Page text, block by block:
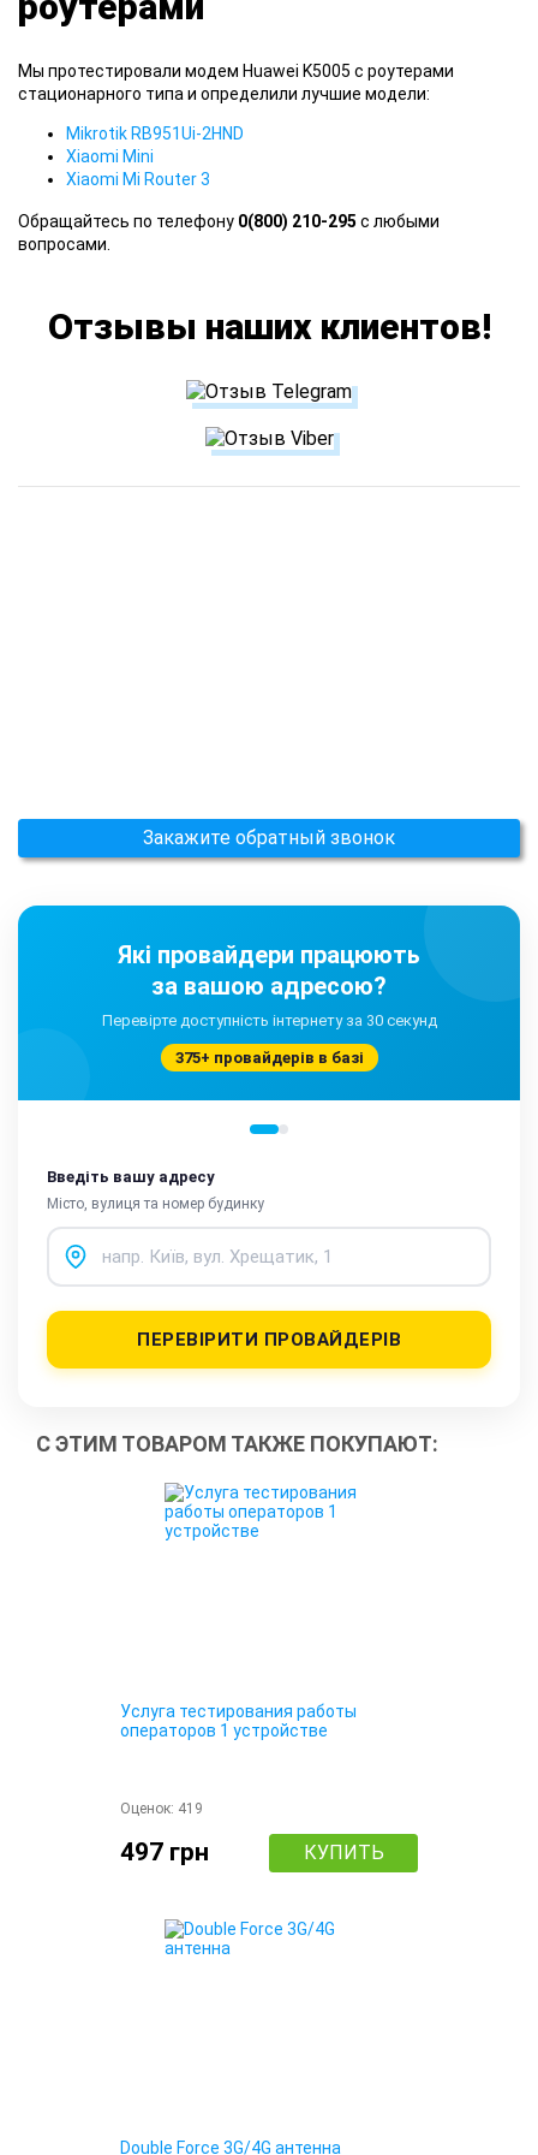
Мы протестировали модем Huawei K5005 с роутерами
стационарного типа и определили лучшие модели:
Mikrotik RB951Ui-2HND
Xiaomi Mini
Xiaomi Mi Router 3
Обращайтесь по телефону 0(800) 210-295 с любыми
вопросами.
Отзывы наших клиентов!
Закажите обратный звонок
Які провайдери працюють
за вашою адресою?
Перевірте доступність інтернету за 30 секунд
375+ провайдерів в базі
Введіть вашу адресу
Місто, вулиця та номер будинку
ПЕРЕВІРИТИ ПРОВАЙДЕРІВ
С ЭТИМ ТОВАРОМ ТАКЖЕ ПОКУПАЮТ:
Услуга тестирования работы
операторов 1 устройстве
Оценок: 419
497 грн КУПИТЬ
Double Force 3G/4G антенна